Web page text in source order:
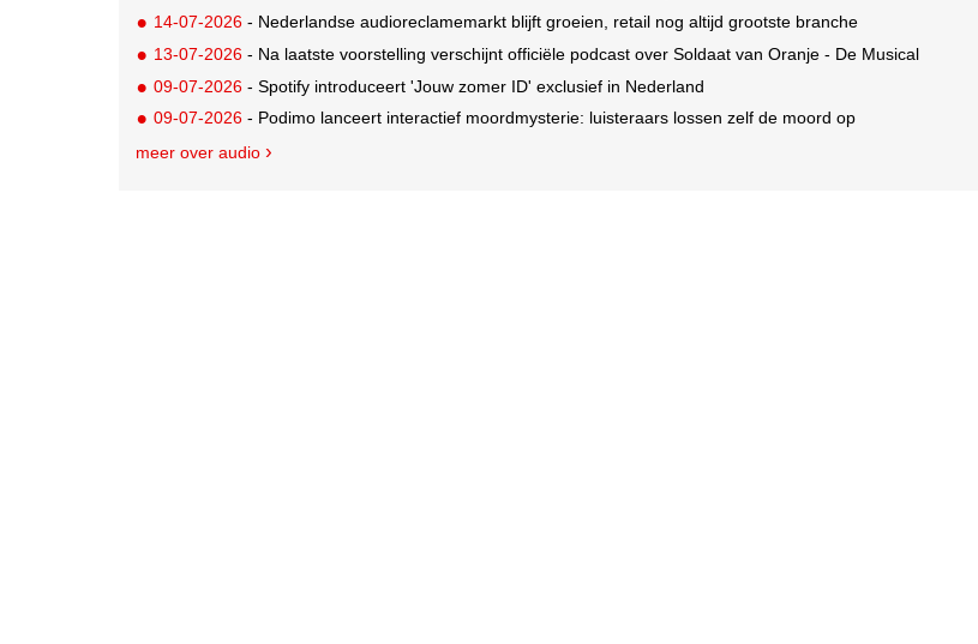
14-07-2026 - Nederlandse audioreclamemarkt blijft groeien, retail nog altijd grootste branche
13-07-2026 - Na laatste voorstelling verschijnt officiële podcast over Soldaat van Oranje - De Musical
09-07-2026 - Spotify introduceert 'Jouw zomer ID' exclusief in Nederland
09-07-2026 - Podimo lanceert interactief moordmysterie: luisteraars lossen zelf de moord op
meer over audio